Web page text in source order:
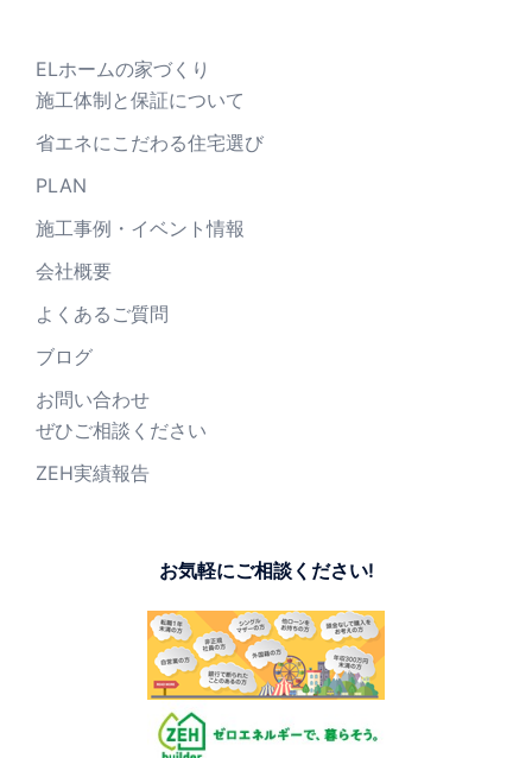
ELホームの家づくり
施工体制と保証について
省エネにこだわる住宅選び
PLAN
施工事例・イベント情報
会社概要
よくあるご質問
ブログ
お問い合わせ
ぜひご相談ください
ZEH実績報告
お気軽にご相談ください!